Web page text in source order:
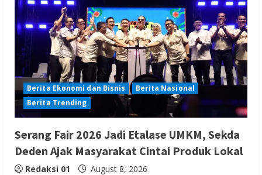
Berita Ekonomi dan Bisnis
Berita Nasional
Berita Trending
Serang Fair 2026 Jadi Etalase UMKM, Sekda
Deden Ajak Masyarakat Cintai Produk Lokal
Redaksi 01 August 8, 2026